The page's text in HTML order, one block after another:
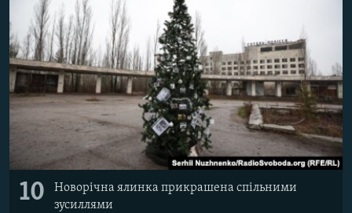
10
Новорічна ялинка прикрашена спільними
зусиллями